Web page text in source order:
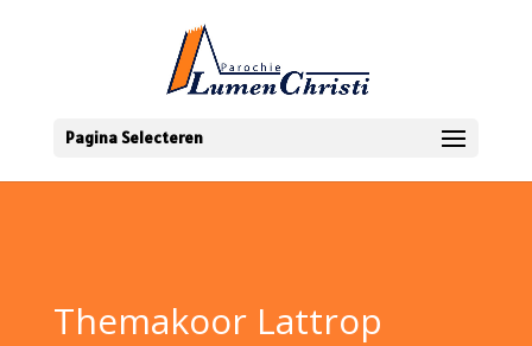
Pagina Selecteren
Themakoor Lattrop